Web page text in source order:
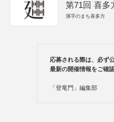
第71回 喜多
漢字のまち喜多方
応募される際は、必ず
最新の開催情報をご確
「登竜門」編集部